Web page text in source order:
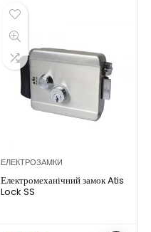
ЕЛЕКТРОЗАМКИ
Електромеханічний замок Atis
Lock SS